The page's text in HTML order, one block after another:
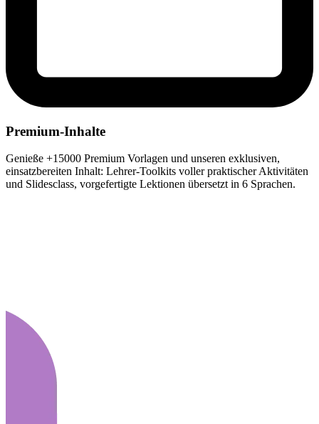
Premium-Inhalte
Genieße +15000 Premium Vorlagen und unseren exklusiven,
einsatzbereiten Inhalt: Lehrer-Toolkits voller praktischer Aktivitäten
und Slidesclass, vorgefertigte Lektionen übersetzt in 6 Sprachen.